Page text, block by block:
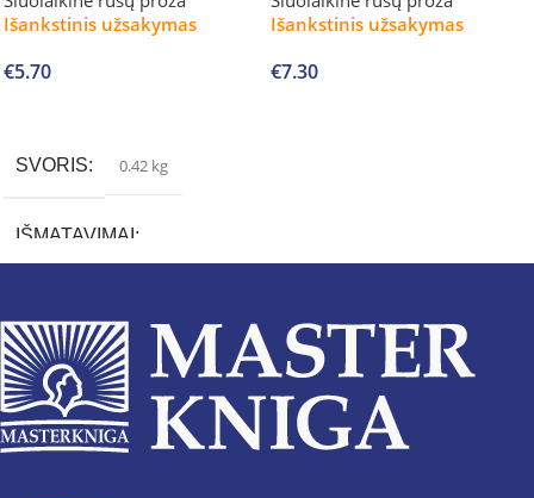
контролере
Išankstinis užsakymas
€5.70
SVORIS 0.42 kg
IŠMATAVIMAI
Išankstinis užsakymas
€7.30